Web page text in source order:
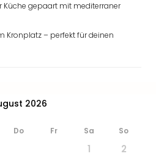
Küche gepaart mit mediterraner
Kronplatz – perfekt für deinen
2026
Do Fr Sa So
1
2